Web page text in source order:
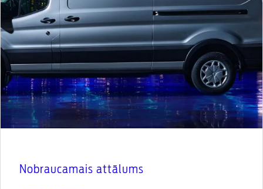
Nobraucamais attālums